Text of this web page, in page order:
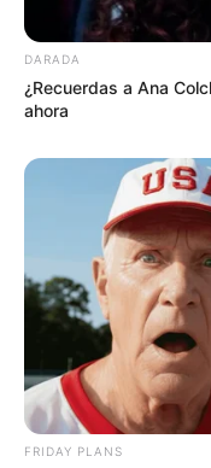
DARADA
¿Recuerdas a Ana
ahora
FRIDAY PLANS